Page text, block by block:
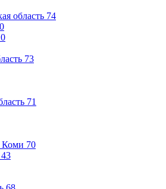
область 74
73
71
Коми 70
43